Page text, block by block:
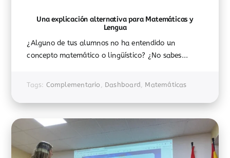
Una explicación alternativa para Matemáticas y
Lengua
¿Alguno de tus alumnos no ha entendido un
concepto matemático o lingüístico? ¿No sabes...
Tags: Complementario, Dashboard, Matemáticas